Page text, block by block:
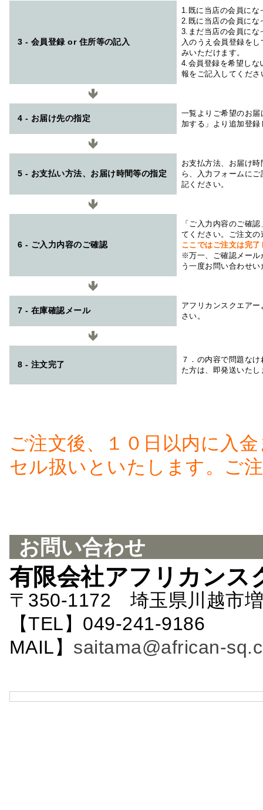
3 - 会員登録 or 住所等の記入
1.既に当店の会員にな
2.既に当店の会員にな
3.まだ当店の会員にな
入のうえ会員登録を
みいただけます。
4.会員登録を希望しな
報をご記入してくださ
4 - お届け先の指定
一覧よりご希望のお
加する」より追加登
5 - お支払い方法、お届け時間等の指定
お支払方法、お届け
ら、入力フォームに
記ください。
6 - ご入力内容のご確認
「ご入力内容のご確
てください。ご注文
ここではご注文は完
※万一、ご確認メール
う一度お問い合わせ
7 - 在庫確認メール
アフリカンスクエアー
さい。
8 - 注文完了
７．の内容で問題な
た方は、即発送いたし
ご注文後、１０日以内に入
セル扱いといたします。ご
お問い合わせ
有限会社アフリカンス
〒350-1172 埼玉県川越市
【TEL】049-241-
MAIL】 saitama@african-